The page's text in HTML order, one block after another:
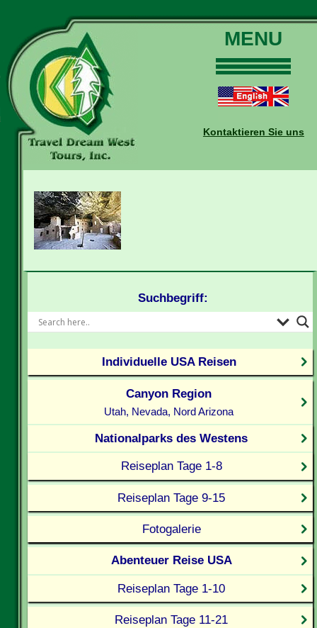
MENU
Touren
Daten und Preise
Buchungen
Kontaktieren Sie uns
Suchbegriff:
Individuelle USA Reisen
Canyon Region
Utah, Nevada, Nord Arizona
Nationalparks des Westens
Reiseplan Tage 1-8
Reiseplan Tage 9-15
Fotogalerie
Abenteuer Reise USA
Reiseplan Tage 1-10
Reiseplan Tage 11-21